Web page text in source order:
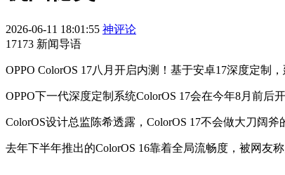
2026-06-11 18:01:55 神评论
17173 新闻导语
OPPO ColorOS 17八月开启内测！基于安卓17深度定制
OPPO下一代深度定制系统ColorOS 17会在今年8月前后
ColorOS设计总监陈希透露，ColorOS 17不会做大刀阔
去年下半年推出的ColorOS 16靠着全局流畅度，被网友